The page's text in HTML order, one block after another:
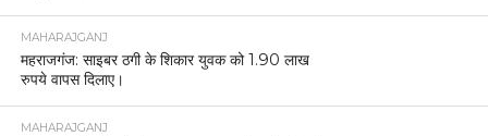
MAHARAJGANJ
महराजगंज: साइबर ठगी के शिकार युवक को 1.90 लाख
रुपये वापस दिलाए।
MAHARAJGANJ